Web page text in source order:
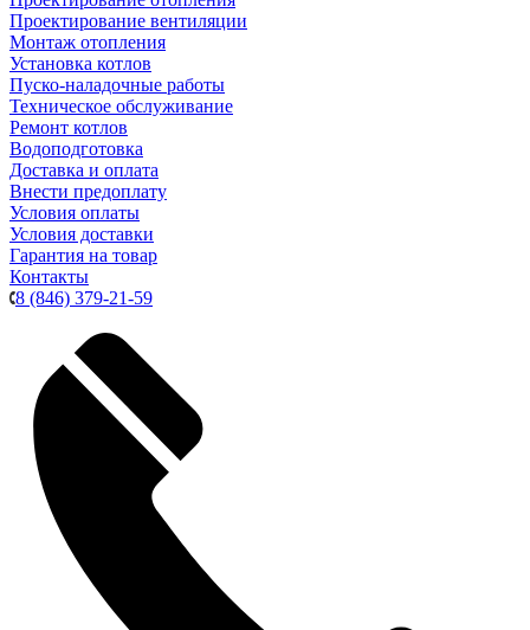
Проектирование вентиляции
Монтаж отопления
Установка котлов
Пуско-наладочные работы
Техническое обслуживание
Ремонт котлов
Водоподготовка
Доставка и оплата
Внести предоплату
Условия оплаты
Условия доставки
Гарантия на товар
Контакты
8 (846) 379-21-59